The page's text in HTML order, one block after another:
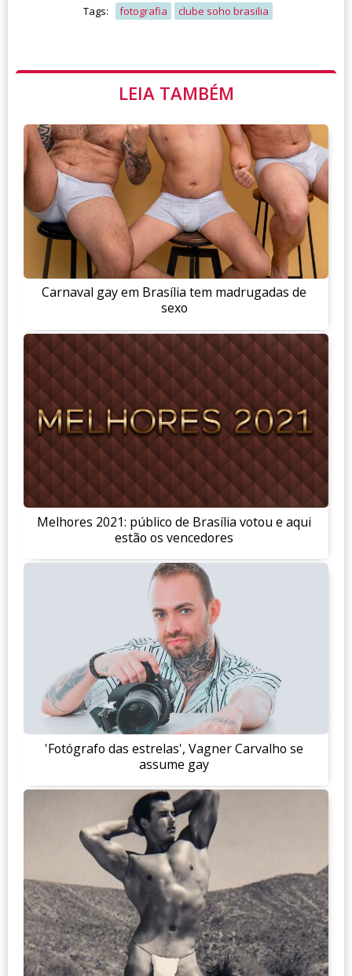
Tags: fotografia clube soho brasilia
LEIA TAMBÉM
Carnaval gay em Brasília tem madrugadas de
sexo
Melhores 2021: público de Brasília votou e aqui
estão os vencedores
'Fotógrafo das estrelas', Vagner Carvalho se
assume gay